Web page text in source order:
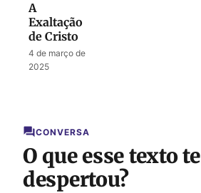
A
Exaltação
de Cristo
4 de março de
2025
CONVERSA
O que esse texto te
despertou?